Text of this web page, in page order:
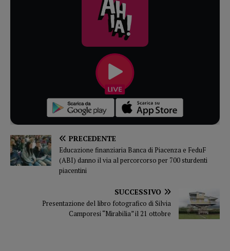
PRECEDENTE
Educazione finanziaria Banca di Piacenza e FeduF
(ABI) danno il via al percorcorso per 700 sturdenti
piacentini
SUCCESSIVO
Presentazione del libro fotografico di Silvia
Camporesi “Mirabilia” il 21 ottobre